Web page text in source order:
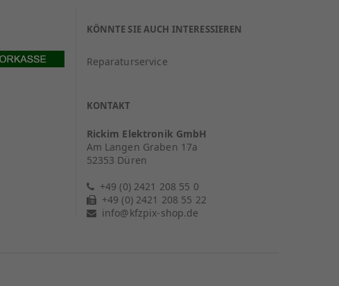
KÖNNTE SIE AUCH INTERESSIEREN
Reparaturservice
KONTAKT
Rickim Elektronik GmbH
Am Langen Graben 17a
52353 Düren
+49 (0) 2421 208 55 0
+49 (0) 2421 208 55 22
info@kfzpix-shop.de